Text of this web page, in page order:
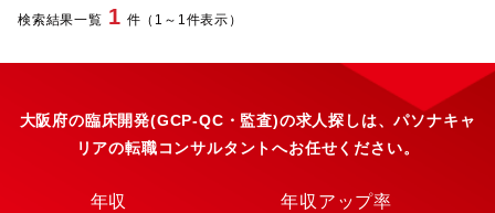
（40代2名、30代2名、20代2名）【募集背景】品質保証部方針に
基づく専門家育成へ向けたチーム体制の構築のため《求める人物
ス感覚と不測の事態における臨機応変さを持っておられる方・相
手の立場に立って物事を考えることができる方・自ら積極的に活
動することができる方【当社にとっての品質保証業務】品質保証
は、グループの中でも顧客の信頼獲得、グループの地位の向上の
ためにも非常に重要な役割です。
検索結果一覧 1 件（1～1件表示）
大阪府の臨床開発(GCP-QC・監査)の求人探しは、パソナキャ
リアの転職コンサルタントへお任せください。
年収 年収アップ率